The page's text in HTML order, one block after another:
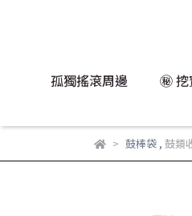
孤獨搖滾周邊 ㊙️
鼓棒袋, 鼓類